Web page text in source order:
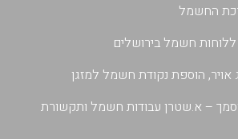
החשמל
חשמל בירושלים
אויר, הוספת נקודת חשמל למזגן
– א.שטרן עבודות חשמל ותקשורת